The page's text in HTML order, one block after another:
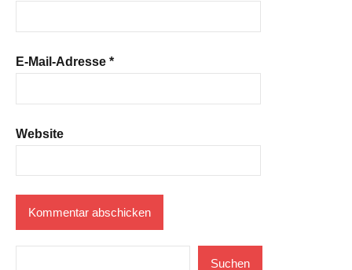
E-Mail-Adresse *
Website
Suchen